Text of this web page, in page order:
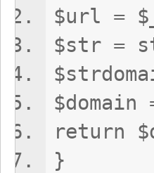
$url =
$str =
$domain
return
}